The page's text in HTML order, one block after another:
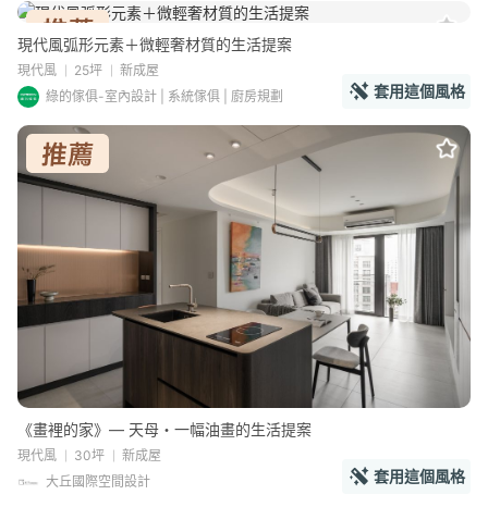
現代風弧形元素＋微輕奢材質的生活提案
現代風 25坪
新成屋
綠的傢俱-室內設計 | 系統傢俱 | 廚房規劃
套用這個風格
《畫裡的家》— 天母・一幅油畫的生活提案
現代風 30坪
新成屋
大丘國際空間設計
套用這個風格